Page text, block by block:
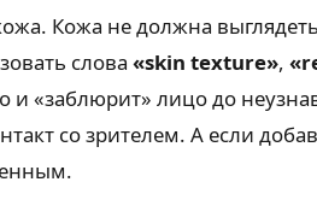
Кожа не должна
слова «skin texture»,
и «заблюрит» лицо до
со зрителем. А если